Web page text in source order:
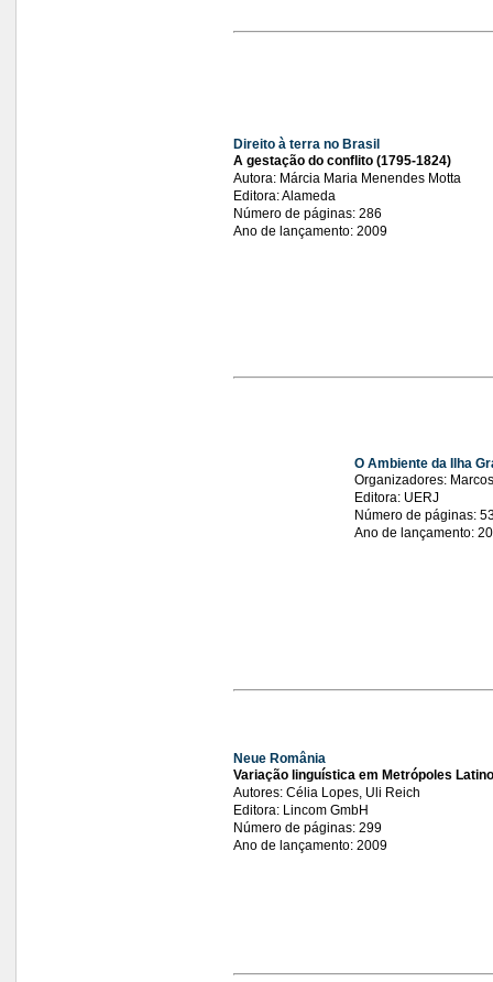
Direito à terra no Brasil
A gestação do conflito (1795-1824)
Autora: Márcia Maria Menendes Motta
Editora: Alameda
Número de páginas: 286
Ano de lançamento: 2009
O Ambiente da Ilha
Organizadores:
Editora: UERJ
Número de páginas:
Ano de lançamento:
Neue România
Variação linguística em Metrópoles
Autores: Célia Lopes, Uli Reich
Editora: Lincom GmbH
Número de páginas: 299
Ano de lançamento: 2009